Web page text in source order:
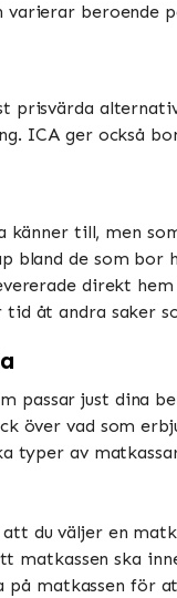
varierar beroende
prisvärda
ICA ger också
till, men
bland de som
direkt
åt andra saker
passar just dina
över vad som
av
du väljer en
matkassen ska
matkassen för